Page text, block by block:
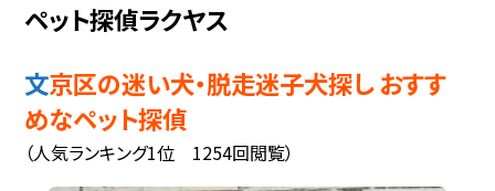
ペット探偵ラクヤス
文京区の迷い犬・脱走迷子犬探し おすす
めなペット探偵
（人気ランキング1位 1254回閲覧）